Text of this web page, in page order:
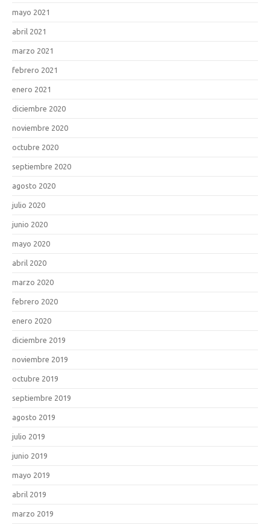
mayo 2021
abril 2021
marzo 2021
febrero 2021
enero 2021
diciembre 2020
noviembre 2020
octubre 2020
septiembre 2020
agosto 2020
julio 2020
junio 2020
mayo 2020
abril 2020
marzo 2020
febrero 2020
enero 2020
diciembre 2019
noviembre 2019
octubre 2019
septiembre 2019
agosto 2019
julio 2019
junio 2019
mayo 2019
abril 2019
marzo 2019